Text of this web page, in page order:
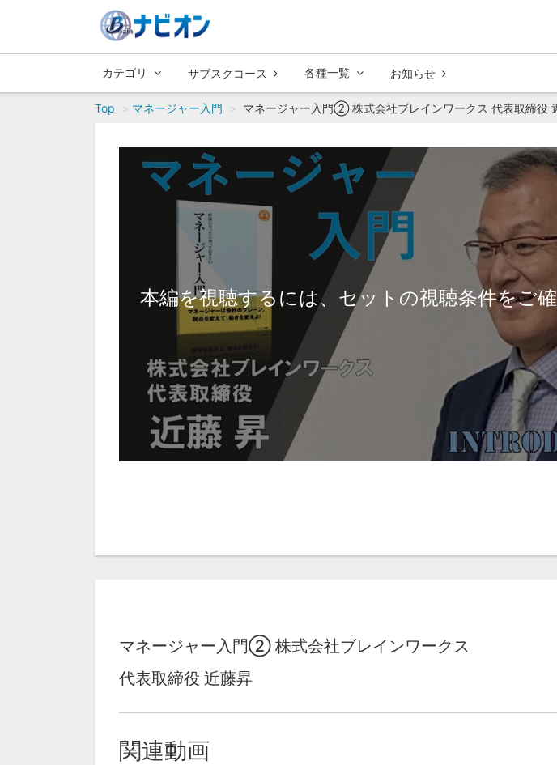
カテゴリ サブスクコース 各種一覧 お知らせ
Top マネージャー入門 マネージャー入門② 株式会社ブレインワークス 代表取締役
本編を視聴するには、セットの視聴条件をご
マネージャー入門② 株式会社ブレインワークス
代表取締役 近藤昇
関連動画